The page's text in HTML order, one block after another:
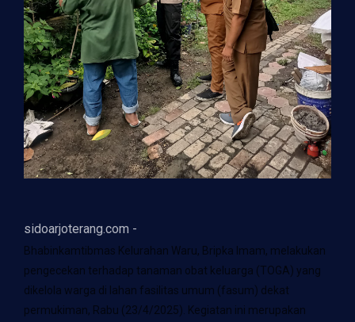
sidoarjoterang.com -
Bhabinkamtibmas Kelurahan Waru, Bripka Imam, melakukan
pengecekan terhadap tanaman obat keluarga (TOGA) yang
dikelola warga di lahan fasilitas umum (fasum) dekat
permukiman, Rabu (23/4/2025). Kegiatan ini merupakan